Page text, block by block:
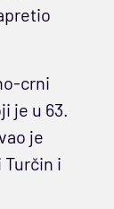
crni
je u 63.
je
i